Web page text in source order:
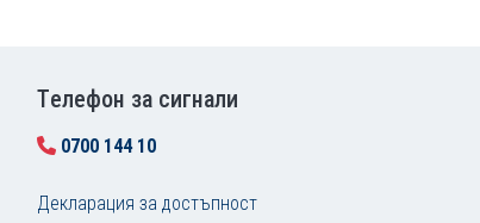
Tелефон за сигнали
0700 144 10
Декларация за достъпност